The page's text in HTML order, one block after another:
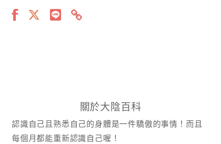
關於大陰百科
認識自己且熟悉自己的身體是一件驕傲的事情！而且
每個月都能重新認識自己喔！